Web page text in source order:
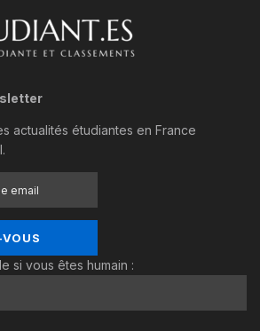
actualités étudiantes en France
si vous êtes humain :